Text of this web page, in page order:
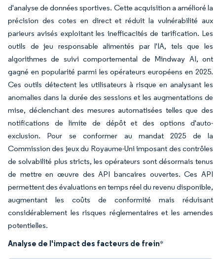
d'analyse de données sportives. Cette acquisition a amélioré la
précision des cotes en direct et réduit la vulnérabilité aux
parieurs avisés exploitant les inefficacités de tarification. Les
outils de jeu responsable alimentés par l'IA, tels que les
algorithmes de suivi comportemental de Mindway AI, ont
gagné en popularité parmi les opérateurs européens en 2025.
Ces outils détectent les utilisateurs à risque en analysant les
anomalies dans la durée des sessions et les augmentations de
mise, déclenchant des mesures automatisées telles que des
notifications de limite de dépôt et des options d'auto-
exclusion. Pour se conformer au mandat 2025 de la
Commission des jeux du Royaume-Uni imposant des contrôles
de solvabilité plus stricts, les opérateurs sont désormais tenus
de mettre en œuvre des API bancaires ouvertes. Ces API
permettent des évaluations en temps réel du revenu disponible,
augmentant les coûts de conformité mais réduisant
considérablement les risques réglementaires et les amendes
potentielles.
Analyse de l'impact des facteurs de frein*